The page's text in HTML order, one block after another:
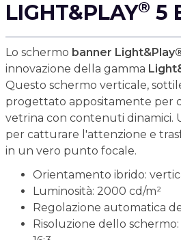
LIGHT&PLAY® 5
Lo schermo banner
innovazione della gamma
Questo schermo verticale,
progettato appositamente per
vetrina con contenuti dinamici.
per catturare l'attenzione e
in un vero punto focale.
Orientamento ibrido:
Luminosità: 2000 cd/m²
Regolazione automatica
Risoluzione dello